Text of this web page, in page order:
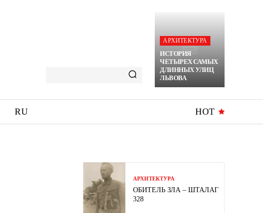
АРХИТЕКТУРА
ИСТОРИЯ
ЧЕТЫРЕХ САМЫХ
ДЛИННЫХ УЛИЦ
ЛЬВОВА
RU HOT
АРХИТЕКТУРА
ОБИТЕЛЬ ЗЛА – ШТАЛАГ
328